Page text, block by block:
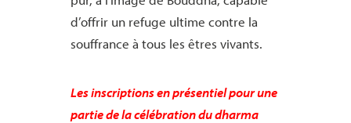
d’offrir un refuge ultime contre la
souffrance à tous les êtres vivants.
Les inscriptions en présentiel pour une
partie de la célébration du dharma